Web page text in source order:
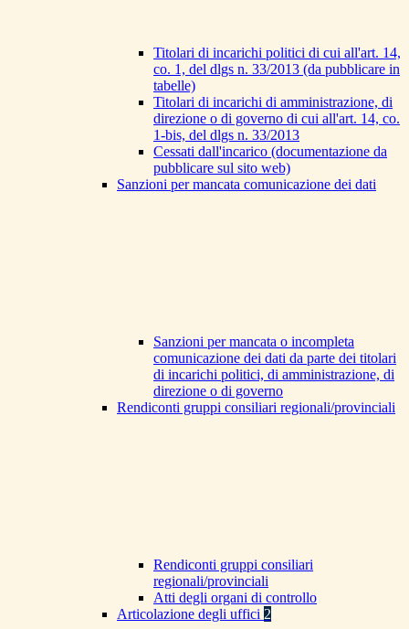
Titolari di incarichi politici di cui all'art. 14,
co. 1, del dlgs n. 33/2013 (da pubblicare in
tabelle)
Titolari di incarichi di amministrazione, di
direzione o di governo di cui all'art. 14, co.
1-bis, del dlgs n. 33/2013
Cessati dall'incarico (documentazione da
pubblicare sul sito web)
Sanzioni per mancata comunicazione dei dati
Sanzioni per mancata o incompleta
comunicazione dei dati da parte dei titolari
di incarichi politici, di amministrazione, di
direzione o di governo
Rendiconti gruppi consiliari regionali/provinciali
Rendiconti gruppi consiliari
regionali/provinciali
Atti degli organi di controllo
Articolazione degli uffici 2